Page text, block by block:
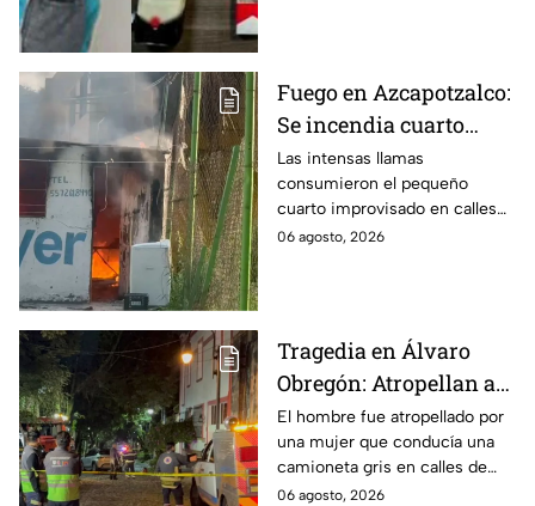
Fuego en Azcapotzalco:
Se incendia cuarto
improvisado en la
Industrial Vallejo;
rompen cadenas para
combatir las llamas
Las intensas llamas
consumieron el pequeño
cuarto improvisado en calles
de Azcapotzalco; bomberos
06 agosto, 2026
Tragedia en Álvaro
Obregón: Atropellan a
hombre en situación de
calle y queda prensado
en San Ángel, CDMX
El hombre fue atropellado por
una mujer que conducía una
camioneta gris en calles de
San Ángel; la responsable ya
06 agosto, 2026